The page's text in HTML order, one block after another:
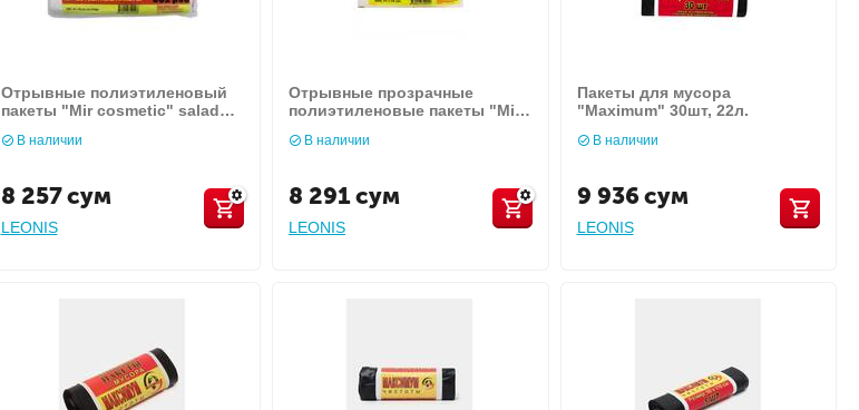
Отрывные полиэтиленовый
пакеты "Mir cosmetic" salad
В наличии
8 257сум
LEONIS
Отрывные прозрачные
полиэтиленовые пакеты "Mir
В наличии
8 291сум
LEONIS
Пакеты для мусора
"Maximum" 30шт, 22л.
В наличии
9 936 сум
LEONIS